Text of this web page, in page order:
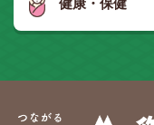
健康・保健